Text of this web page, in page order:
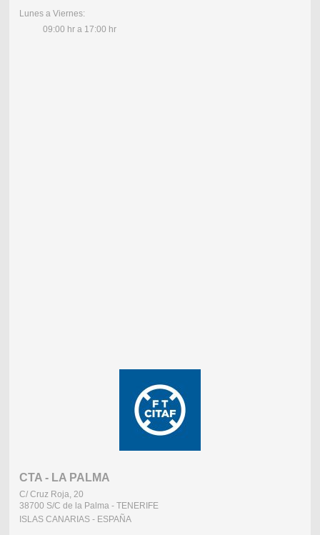
Lunes a Viernes:
09:00 hr a 17:00 hr
CTA - LA PALMA
C/ Cruz Roja, 20
38700 S/C de la Palma - TENERIFE
ISLAS CANARIAS - ESPAÑA